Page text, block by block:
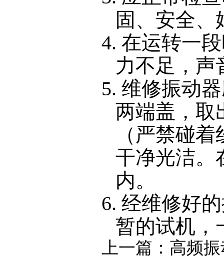
固、安全、
4. 在运转一
力不足，声
5. 维修振动
两端盖，取
（严禁碰
干净光洁。
内。
6. 经维修好
暂的试机，
上一篇： 高频